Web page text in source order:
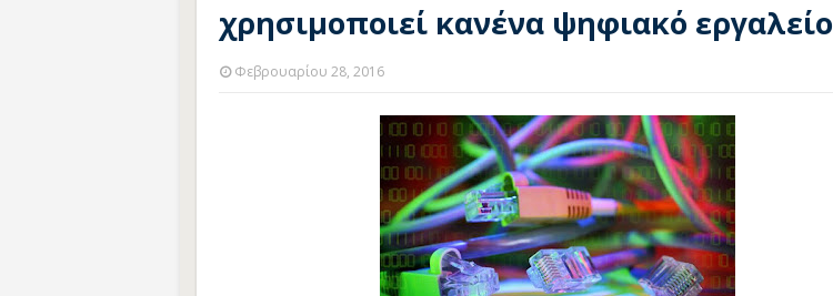
χρησιμοποιεί κανένα ψηφιακό εργαλείο
Φεβρουαρίου 28, 2016